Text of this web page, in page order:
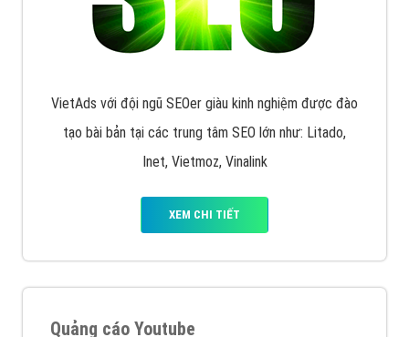
VietAds với đội ngũ SEOer giàu kinh nghiệm được đào
tạo bài bản tại các trung tâm SEO lớn như: Litado,
Inet, Vietmoz, Vinalink
XEM CHI TIẾT
Quảng cáo Youtube